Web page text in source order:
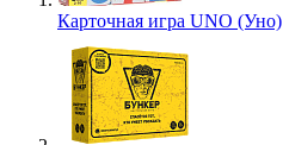
Карточная игра UNO (Уно)